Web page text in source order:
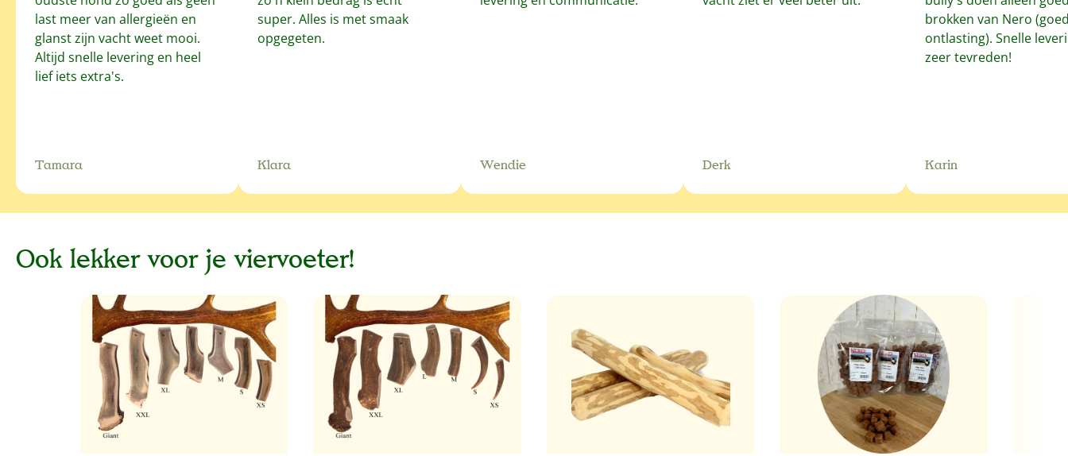
last meer van allergieën en
glanst zijn vacht weet mooi.
Altijd snelle levering en heel
lief iets extra's.
Tamara
super. Alles is met smaak
opgegeten.
Klara Wendie Derk
brokken van Nero
ontlasting). Snelle
zeer tevreden!
Karin
Ook lekker voor je viervoeter!
Productgalerij overslaan